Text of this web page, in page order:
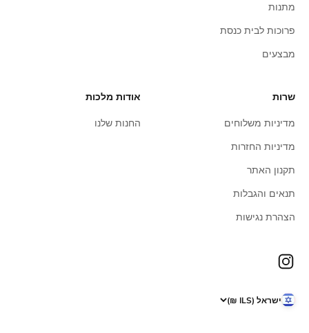
מתנות
פרוכות לבית כנסת
מבצעים
שרות
מדיניות משלוחים
מדיניות החזרות
תקנון האתר
תנאים והגבלות
הצהרת נגישות
אודות מלכות
החנות שלנו
ישראל (ILS ₪)